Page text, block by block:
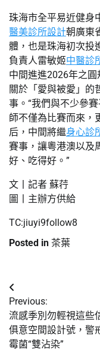
珠海市全平易近健身
醫美診所設計朝廣東
體，也是珠海初次投
負責人雷敏姬中醫診
中間進進2026年之
關於「愛與被愛」的
事。“我們與不少參
師不僅為比賽而來，
后，中間將繼身心診
賽事，讓粵港澳以及
好、吃得好。”
文丨記者 蘇荇
圖丨主辦方供給
TC:jiuyi9follow8
Posted in 茶葉
文
章
導
Previous:
流感季別勿輕視這些
俱意空間設計號，警
霉菌“雙沾染”